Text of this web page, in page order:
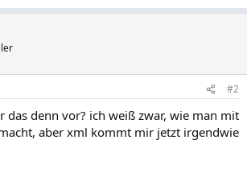
#2
das denn vor? ich weiß zwar, wie man mit
aber xml kommt mir jetzt irgendwie